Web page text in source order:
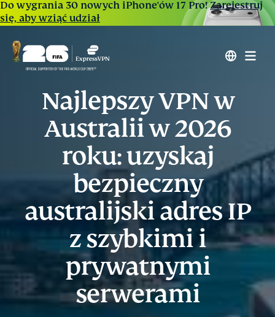
Do wygrania 30 nowych iPhone'ów 17 Pro!Zarejestruj
się, aby wziąć udział
Najlepszy VPN w
Australii w 2026
roku: uzyskaj
bezpieczny
australijski adres IP
z szybkimi i
prywatnymi
serwerami